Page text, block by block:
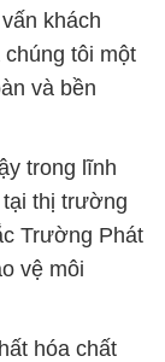
khách
tôi một
và bền
trong lĩnh
thị trường
Trường Phát
vệ môi
hóa chất